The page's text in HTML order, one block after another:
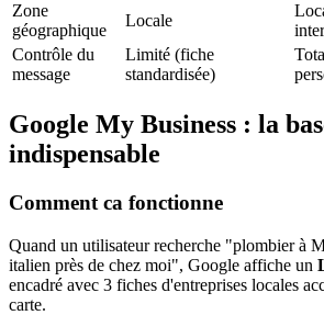
Zone
géographique
Locale
Contrôle du
message
Limité (fiche
standardisée)
Google My Business : la
indispensable
Comment ca fonctionne
Quand un utilisateur recherche "plombier à
italien près de chez moi", Google affiche un
encadré avec 3 fiches d'entreprises locales
carte.